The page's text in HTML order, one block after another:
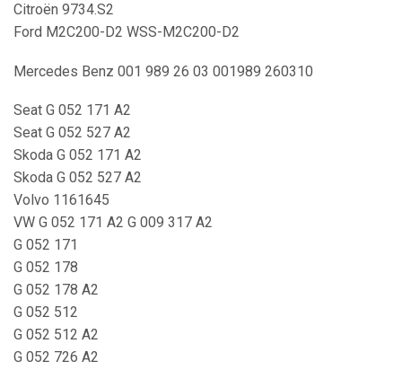
Citroën 9734.S2
Ford M2C200-D2 WSS-M2C200-D2
Mercedes Benz 001 989 26 03 001989 260310
Seat G 052 171 A2
Seat G 052 527 A2
Skoda G 052 171 A2
Skoda G 052 527 A2
Volvo 1161645
VW G 052 171 A2 G 009 317 A2
G 052 171
G 052 178
G 052 178 A2
G 052 512
G 052 512 A2
G 052 726 A2